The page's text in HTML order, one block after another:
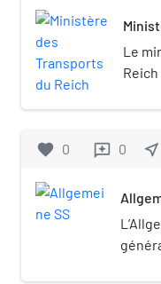
Le
des
favorite 0 reviews 0 near_me